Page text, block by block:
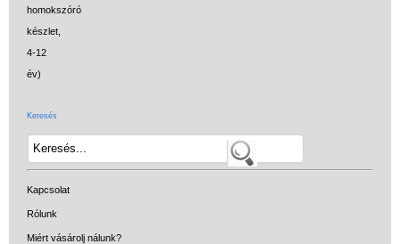
Keresés
Kapcsolat
Rólunk
Miért vásárolj nálunk?